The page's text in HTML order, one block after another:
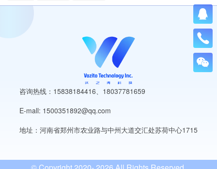
咨询热线：15838184416、 18037781659
E-mall: 1500351892@qq.com
地址：河南省郑州市农业路与中州大道交汇处苏荷中心1715